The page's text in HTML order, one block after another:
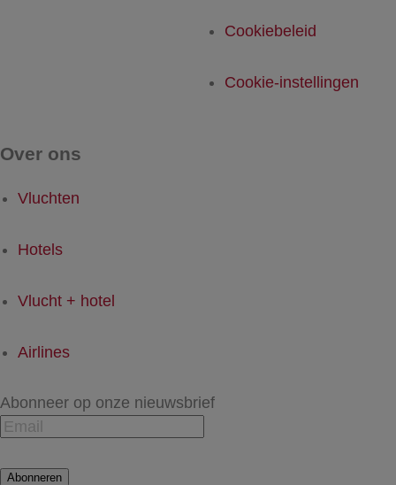
Cookiebeleid
Cookie-instellingen
Over ons
Vluchten
Hotels
Vlucht + hotel
Airlines
Abonneer op onze nieuwsbrief
Abonneren